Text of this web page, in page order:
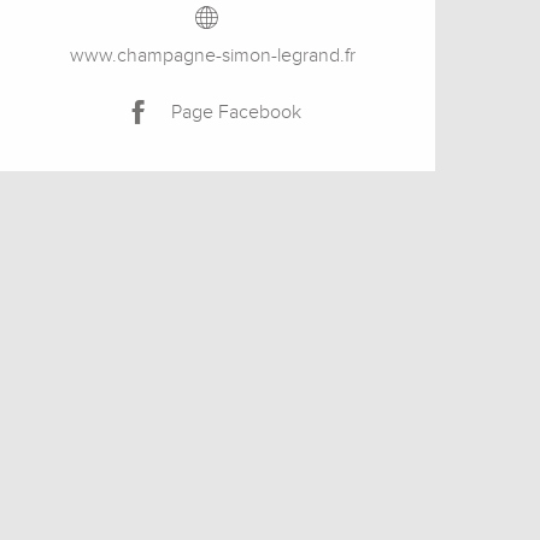
www.champagne-simon-legrand.fr
Page Facebook